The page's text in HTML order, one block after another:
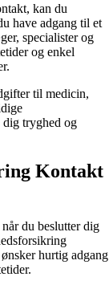
kan du
have adgang til et
specialister og
og enkel
til medicin,
dig tryghed og
Kontakt
du beslutter dig
hurtig adgang